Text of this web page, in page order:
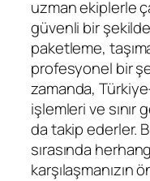
uzman ekiplerle
güvenli bir
paketleme,
profesyonel bir
zamanda,
işlemleri ve sınır
da takip ederler.
sırasında
karşılaşmanızın